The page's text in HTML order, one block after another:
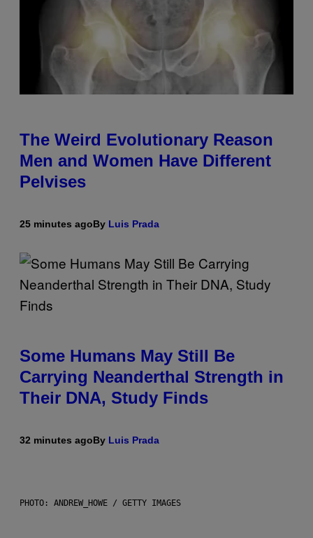
The Weird Evolutionary Reason
Men and Women Have Different
Pelvises
25 minutes agoBy Luis Prada
Some Humans May Still Be
Carrying Neanderthal Strength in
Their DNA, Study Finds
32 minutes agoBy Luis Prada
PHOTO: ANDREW_HOWE / GETTY IMAGES